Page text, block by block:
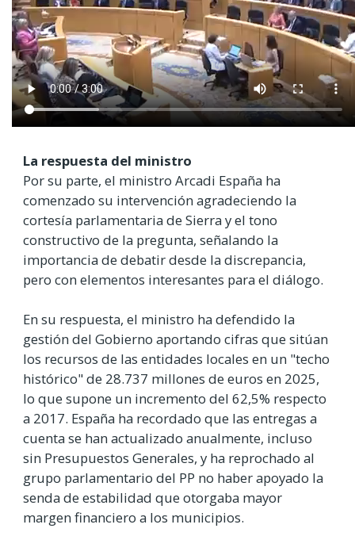
La respuesta del ministro
Por su parte, el ministro Arcadi España ha
comenzado su intervención agradeciendo la
cortesía parlamentaria de Sierra y el tono
constructivo de la pregunta, señalando la
importancia de debatir desde la discrepancia,
pero con elementos interesantes para el diálogo.
En su respuesta, el ministro ha defendido la
gestión del Gobierno aportando cifras que sitúan
los recursos de las entidades locales en un "techo
histórico" de 28.737 millones de euros en 2025,
lo que supone un incremento del 62,5% respecto
a 2017. España ha recordado que las entregas a
cuenta se han actualizado anualmente, incluso
sin Presupuestos Generales, y ha reprochado al
grupo parlamentario del PP no haber apoyado la
senda de estabilidad que otorgaba mayor
margen financiero a los municipios.